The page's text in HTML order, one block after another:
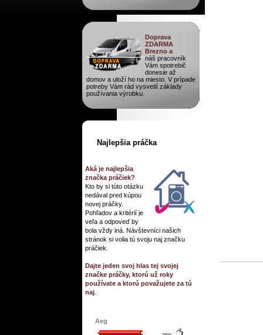
Doprava
ZDARMA
Brezno a
náš pracovník
Vám spotrebič
donesie až
domov a uloží ho na miesto. V prípade
potreby Vám rád vysvetlí základy
používania výrobku.
Najlepšia práčka
Aká je najlepšia
značka práčiek?
Kto by si túto otázku
nedával pred kúpou
novej práčky.
Pohľadov a kritérií je
veľa a odpoveď by
bola vždy iná. Návštevníci našich
stránok si volia tú svoju naj značku
práčiek.
Dajte jeden svoj hlas tej svojej
značke práčky, ktorú už roky
používate a ktorú považujete za tú
naj
Aeg